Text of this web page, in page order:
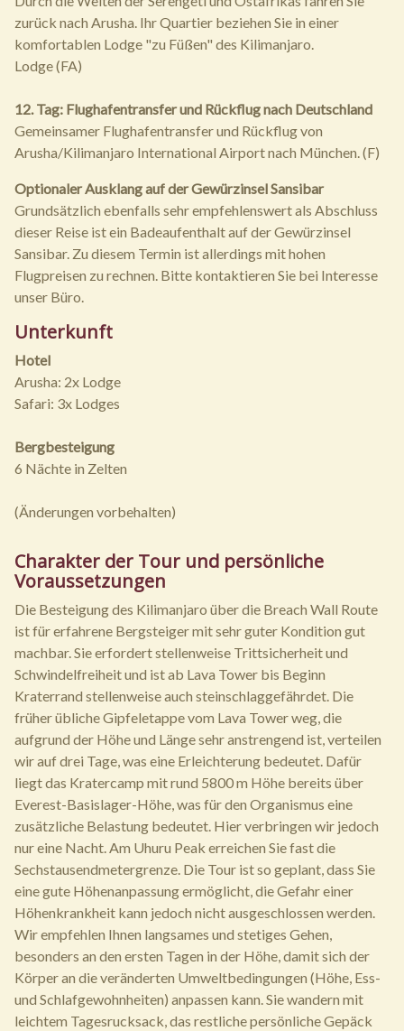
zurück nach Arusha. Ihr Quartier beziehen Sie in einer
komfortablen Lodge "zu Füßen" des Kilimanjaro.
Lodge (FA)
12. Tag: Flughafentransfer und Rückflug nach Deutschland
Gemeinsamer Flughafentransfer und Rückflug von
Arusha/Kilimanjaro International Airport nach München. (F)
Optionaler Ausklang auf der Gewürzinsel Sansibar
Grundsätzlich ebenfalls sehr empfehlenswert als Abschluss
dieser Reise ist ein Badeaufenthalt auf der Gewürzinsel
Sansibar. Zu diesem Termin ist allerdings mit hohen
Flugpreisen zu rechnen. Bitte kontaktieren Sie bei Interesse
unser Büro.
Unterkunft
Hotel
Arusha: 2x Lodge
Safari: 3x Lodges
Bergbesteigung
6 Nächte in Zelten
(Änderungen vorbehalten)
Charakter der Tour und persönliche
Voraussetzungen
Die Besteigung des Kilimanjaro über die Breach Wall Route
ist für erfahrene Bergsteiger mit sehr guter Kondition gut
machbar. Sie erfordert stellenweise Trittsicherheit und
Schwindelfreiheit und ist ab Lava Tower bis Beginn
Kraterrand stellenweise auch steinschlaggefährdet. Die
früher übliche Gipfeletappe vom Lava Tower weg, die
aufgrund der Höhe und Länge sehr anstrengend ist, verteilen
wir auf drei Tage, was eine Erleichterung bedeutet. Dafür
liegt das Kratercamp mit rund 5800 m Höhe bereits über
Everest-Basislager-Höhe, was für den Organismus eine
zusätzliche Belastung bedeutet. Hier verbringen wir jedoch
nur eine Nacht. Am Uhuru Peak erreichen Sie fast die
Sechstausendmetergrenze. Die Tour ist so geplant, dass Sie
eine gute Höhenanpassung ermöglicht, die Gefahr einer
Höhenkrankheit kann jedoch nicht ausgeschlossen werden.
Wir empfehlen Ihnen langsames und stetiges Gehen,
besonders an den ersten Tagen in der Höhe, damit sich der
Körper an die veränderten Umweltbedingungen (Höhe, Ess-
und Schlafgewohnheiten) anpassen kann. Sie wandern mit
leichtem Tagesrucksack, das restliche persönliche Gepäck